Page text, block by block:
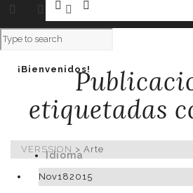
¡Bienvenidos!
Idioma
etiquetadas
VERSSION > Arte
Nov182015